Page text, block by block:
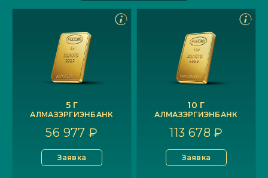
5 Г
АЛМАЗЭРГИЭНБАНК
56 977 ₽
Заявка
10 Г
АЛМАЗЭРГИЭНБАНК
113 678 ₽
Заявка